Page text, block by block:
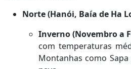
Norte (Hanói, Baía de Ha
Inverno (Novembro a
com temperaturas
Montanhas como